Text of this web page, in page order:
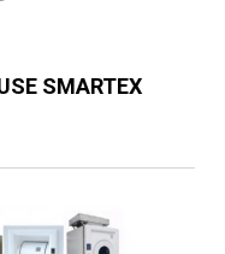
SMARTEX